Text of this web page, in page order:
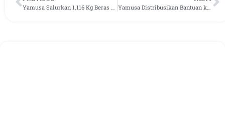
Yamusa Distribusikan Bantuan ke Ponpes Yatim Dhuafa di Kabupaten Bogor